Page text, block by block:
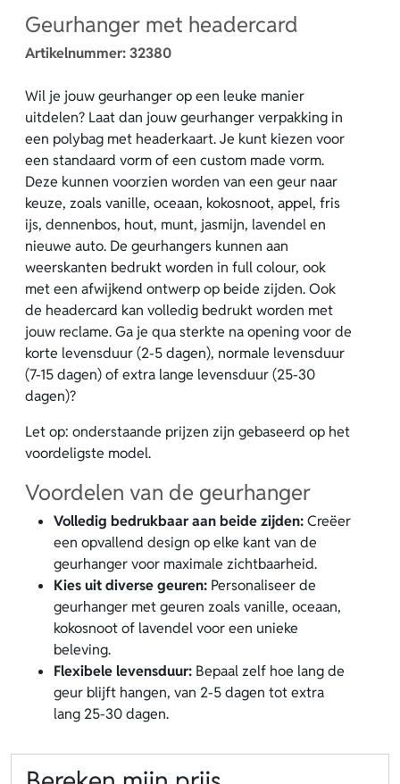
Geurhanger met headercard
Artikelnummer:32380
Wil je jouw geurhanger op een leuke manier
uitdelen? Laat dan jouw geurhanger verpakking in
een polybag met headerkaart. Je kunt kiezen voor
een standaard vorm of een custom made vorm.
Deze kunnen voorzien worden van een geur naar
keuze, zoals vanille, oceaan, kokosnoot, appel, fris
ijs, dennenbos, hout, munt, jasmijn, lavendel en
nieuwe auto. De geurhangers kunnen aan
weerskanten bedrukt worden in full colour, ook
met een afwijkend ontwerp op beide zijden. Ook
de headercard kan volledig bedrukt worden met
jouw reclame. Ga je qua sterkte na opening voor de
korte levensduur (2-5 dagen), normale levensduur
(7-15 dagen) of extra lange levensduur (25-30
dagen)?
Let op: onderstaande prijzen zijn gebaseerd op het
voordeligste model.
Voordelen van de geurhanger
Volledig bedrukbaar aan beide zijden:Creëer
een opvallend design op elke kant van de
geurhanger voor maximale zichtbaarheid.
Kies uit diverse geuren: Personaliseer de
geurhanger met geuren zoals vanille, oceaan,
kokosnoot of lavendel voor een unieke
beleving.
Flexibele levensduur: Bepaal zelf hoe lang de
geur blijft hangen, van 2-5 dagen tot extra
lang 25-30 dagen.